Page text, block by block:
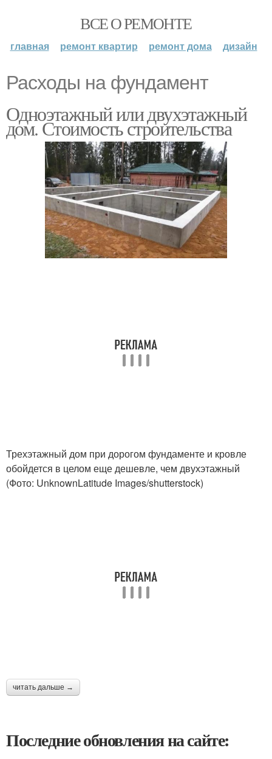
ВСЕ О РЕМОНТЕ
главная ремонт квартир ремонт дома дизайн
Расходы на фундамент
Одноэтажный или двухэтажный
дом. Стоимость строительства
Трехэтажный дом при дорогом фундаменте и кровле
обойдется в целом еще дешевле, чем двухэтажный
(Фото: UnknownLatitude Images/shutterstock)
читать дальше →
Последние обновления на сайте: